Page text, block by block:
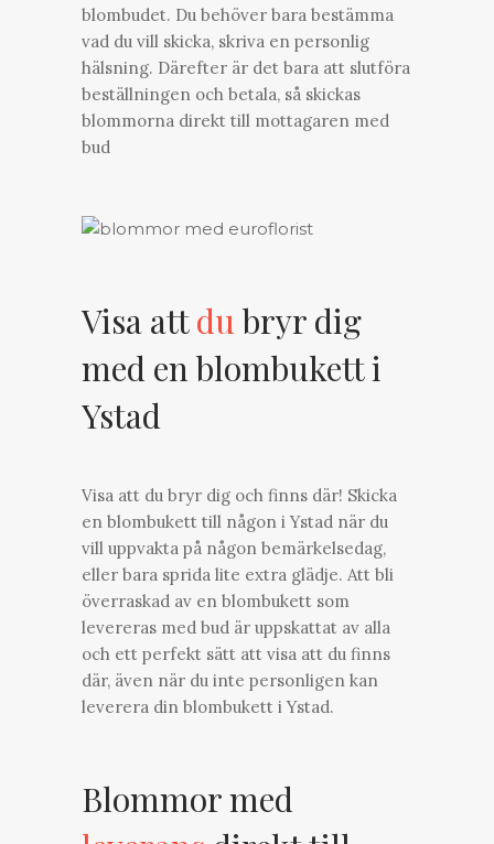
blombudet. Du behöver bara bestämma
vad du vill skicka, skriva en personlig
hälsning. Därefter är det bara att slutföra
beställningen och betala, så skickas
blommorna direkt till mottagaren med
bud
Visa attdu bryr dig
med en blombukett i
Ystad
Visa att du bryr dig och finns där! Skicka
en blombukett till någon i Ystad när du
vill uppvakta på någon bemärkelsedag,
eller bara sprida lite extra glädje. Att bli
överraskad av en blombukett som
levereras med bud är uppskattat av alla
och ett perfekt sätt att visa att du finns
där, även när du inte personligen kan
leverera din blombukett i Ystad.
Blommor med